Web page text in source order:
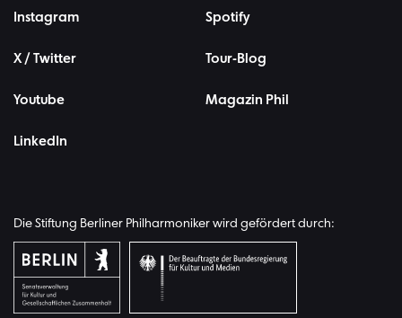
Instagram
X / Twitter
Youtube
LinkedIn
Spotify
Tour-Blog
Magazin Phil
Die Stiftung Berliner Philharmoniker wird gefördert durch: